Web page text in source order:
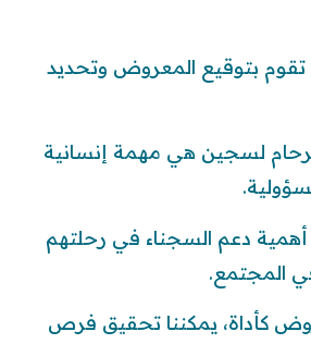
بتوقيع المعروض وتحديد
لسجين هي مهمة إنسانية
أهمية دعم السجناء في رحلتهم
المجتمع.
كأداة، يمكننا تحقيق فرص